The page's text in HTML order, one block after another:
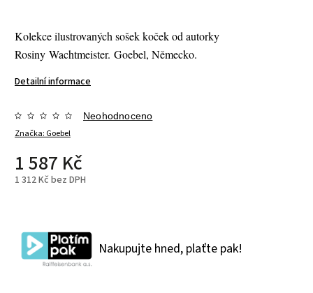
Kolekce ilustrovaných sošek koček od autorky
Rosiny Wachtmeister. Goebel, Německo.
Detailní informace
Značka: Goebel
Neohodnoceno
1 587 Kč
1 312 Kč bez DPH
Nakupujte hned, plaťte pak!